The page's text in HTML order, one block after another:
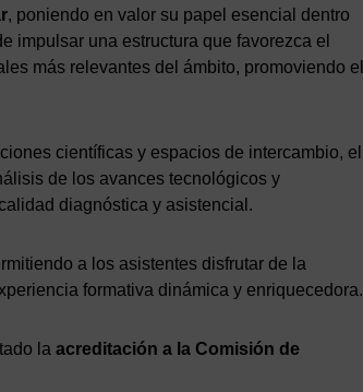
, poniendo en valor su papel esencial dentro
impulsar una estructura que favorezca el
más relevantes del ámbito, promoviendo el
científicas y espacios de intercambio, el
de los avances tecnológicos y
diagnóstica y asistencial.
a los asistentes disfrutar de la
formativa dinámica y enriquecedora.
la acreditación a la Comisión de